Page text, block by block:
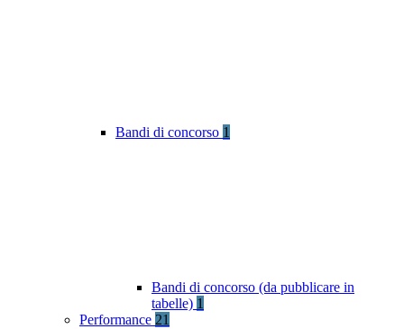
Bandi di concorso 1
Bandi di concorso (da pubblicare in
tabelle) 1
Performance 21